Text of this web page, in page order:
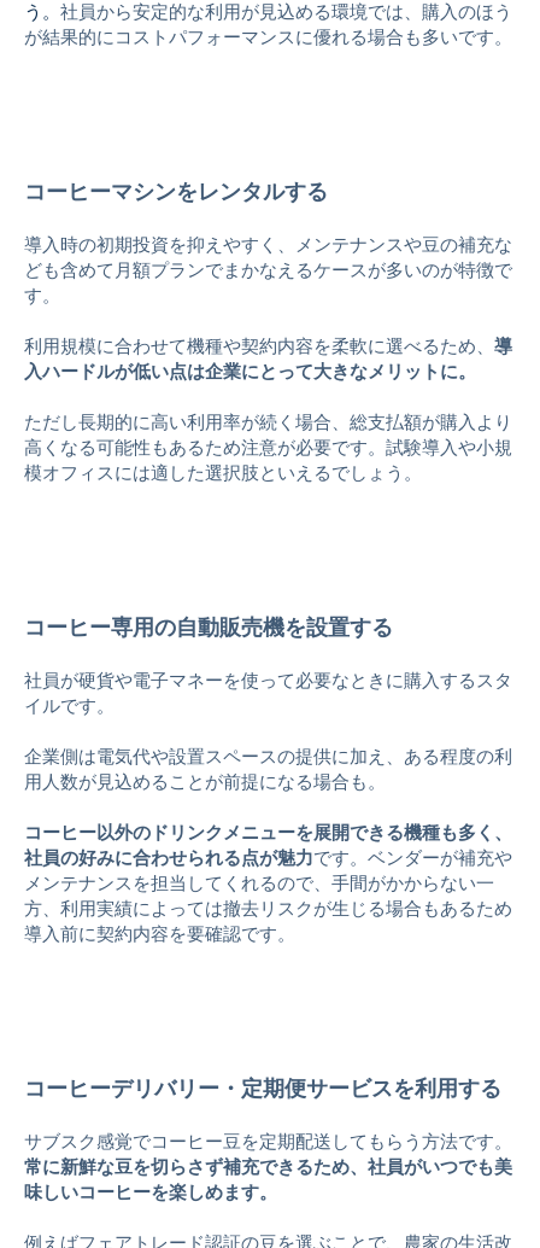
う。 社員から安定的な利用が見込める環境では、購入のほう
が結果的にコストパフォーマンスに優れる場合も多いです。
コーヒーマシンをレンタルする
導入時の初期投資を抑えやすく、メンテナンスや豆の補充な
ども含めて月額プランでまかなえるケースが多いのが特徴で
す。
利用規模に合わせて機種や契約内容を柔軟に選べるため、 導
入ハードルが低い点は企業にとって大きなメリットに。
ただし長期的に高い利用率が続く場合、総支払額が購入より
高くなる可能性もあるため注意が必要です。試験導入や小規
模オフィスには適した選択肢といえるでしょう。
コーヒー専用の自動販売機を設置する
社員が硬貨や電子マネーを使って必要なときに購入するスタ
イルです。
企業側は電気代や設置スペースの提供に加え、ある程度の利
用人数が見込めることが前提になる場合も。
コーヒー以外のドリンクメニューを展開できる機種も多く、
社員の好みに合わせられる点が魅力です。ベンダーが補充や
メンテナンスを担当してくれるので、手間がかからない一
方、利用実績によっては撤去リスクが生じる場合もあるため
導入前に契約内容を要確認です。
コーヒーデリバリー・定期便サービスを利用する
サブスク感覚でコーヒー豆を定期配送してもらう方法です。
常に新鮮な豆を切らさず補充できるため、社員がいつでも美
味しいコーヒーを楽しめます。
例えばフェアトレード認証の豆を選ぶことで、農家の生活改